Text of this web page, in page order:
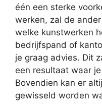
één een sterke
werken, zal de
welke kunstwerken
bedrijfspand of
je graag advies. Dit
een resultaat waar
Bovendien kan er
gewisseld worden